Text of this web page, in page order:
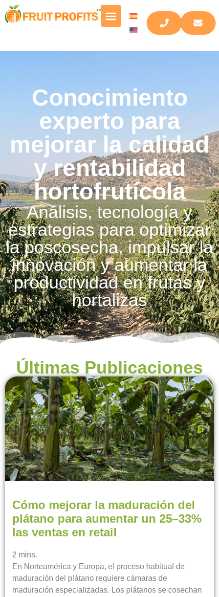
Análisis, tecnología y
estrategias para optimizar
la poscosecha, impulsar la
innovación y aumentar la
productividad en frutas y
hortalizas
Conocimiento
experto para
mejorar la calidad
y rentabilidad
hortofrutícola
Últimas Publicaciones
Cómo mejorar la maduración del
plátano para aumentar un 25–33%
las ventas en retail
2 mins.
En Norteamérica y Europa, el proceso habitual de
maduración del plátano requiere cámaras de
maduración especializadas. Los plátanos se cosechan